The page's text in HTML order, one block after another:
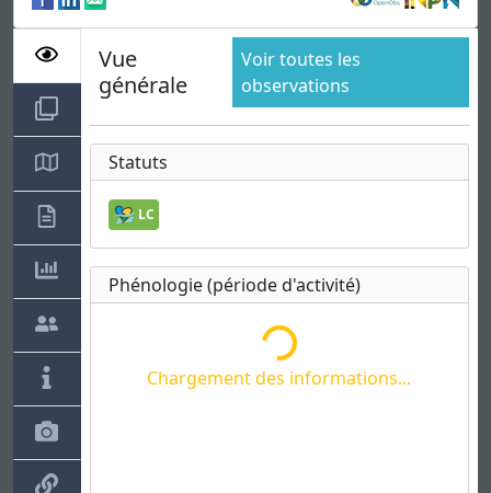
Vue
générale
Voir toutes les
observations
Statuts
LC
Phénologie (période d'activité)
Chargement des informations...
Chargement des informations...